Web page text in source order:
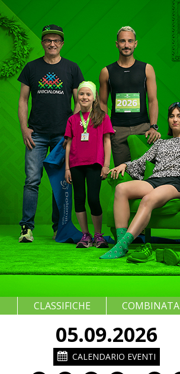
CLASSIFICHE COMBINATA
05.09.2026
CALENDARIO EVENTI